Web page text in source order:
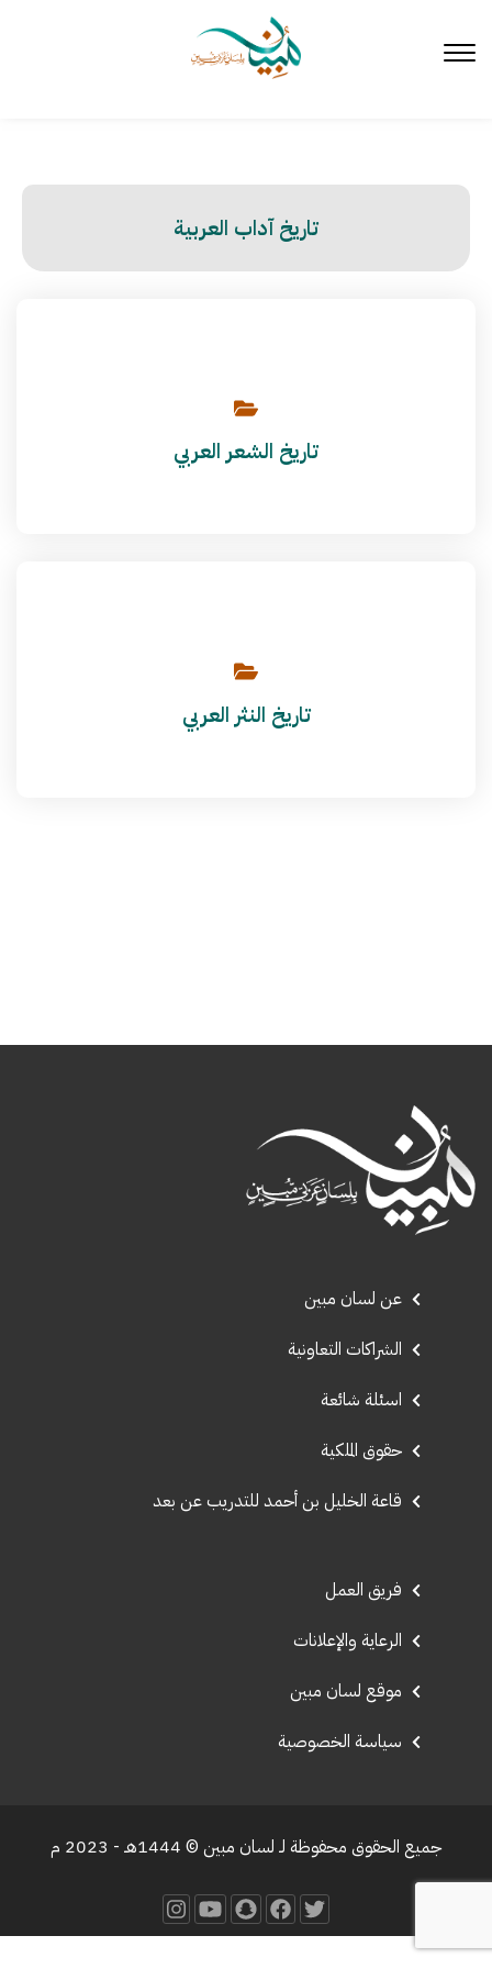
المحتوى
تاريخ آداب العربية
تاريخ الشعر العربي
تاريخ النثر العربي
عن لسان مبين
الشراكات التعاونية
اسئلة شائعة
حقوق الملكية
قاعة الخليل بن أحمد للتدريب عن بعد
فريق العمل
الرعاية والإعلانات
موقع لسان مبين
سياسة الخصوصية
جميع الحقوق محفوظة لـ لسان مبين © 1444هـ - 2023 م